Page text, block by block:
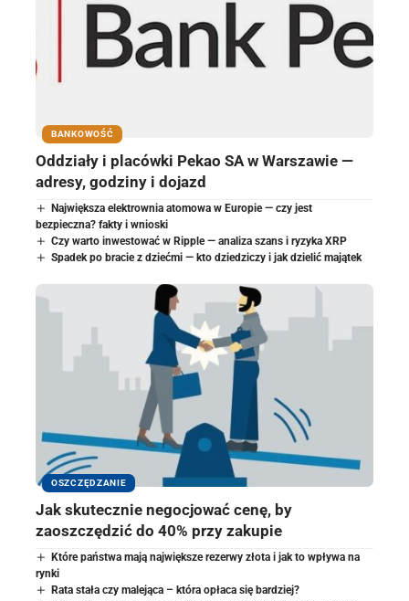
BANKOWOŚĆ
Oddziały i placówki Pekao SA w Warszawie —
adresy, godziny i dojazd
Największa elektrownia atomowa w Europie — czy jest
bezpieczna? fakty i wnioski
Czy warto inwestować w Ripple — analiza szans i ryzyka XRP
Spadek po bracie z dziećmi — kto dziedziczy i jak dzielić majątek
OSZCZĘDZANIE
Jak skutecznie negocjować cenę, by
zaoszczędzić do 40% przy zakupie
Które państwa mają największe rezerwy złota i jak to wpływa na
rynki
Rata stała czy malejąca – która opłaca się bardziej?